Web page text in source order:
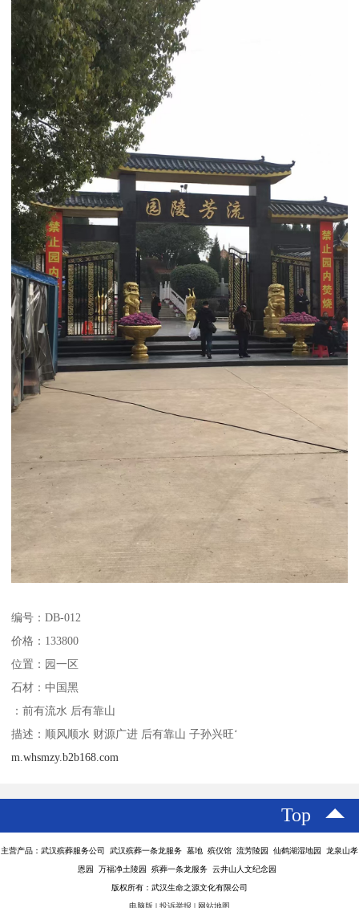
编号：DB-012
价格：133800
位置：园一区
石材：中国黑
：前有流水 后有靠山
描述：顺风顺水 财源广进 后有靠山 子孙兴旺‘
m.whsmzy.b2b168.com
Top
主营产品：武汉殡葬服务公司 武汉殡葬一条龙服务 墓地 殡仪馆 流芳陵园 仙鹤湖湿地园 龙泉山孝
恩园 万福净土陵园 殡葬一条龙服务 云井山人文纪念园
版权所有：武汉生命之源文化有限公司
电脑版 | 投诉举报 | 网站地图